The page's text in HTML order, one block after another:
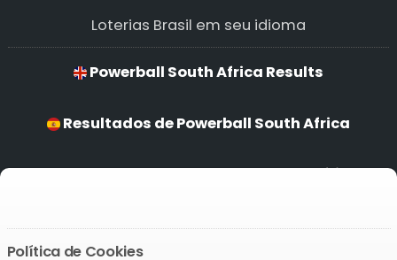
Loterias Brasil em seu idioma
Powerball South Africa Results
Resultados de Powerball South Africa
Resultados para Powerball South Africa
Ergebnisse von Powerball South Africa
Política de Cookies